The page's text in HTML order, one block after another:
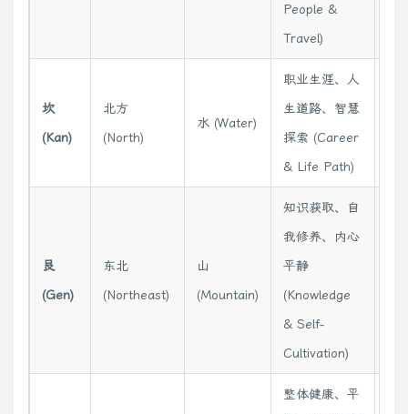
People &
Travel)
坎
(Kan)
北方
(North)
水 (Water)
职业生涯、人
生道路、智慧
探索 (Career
& Life Path)
艮
(Gen)
东北
(Northeast)
山
(Mountain)
知识获取、自
我修养、内心
平静
(Knowledge
& Self-
Cultivation)
整体健康、平